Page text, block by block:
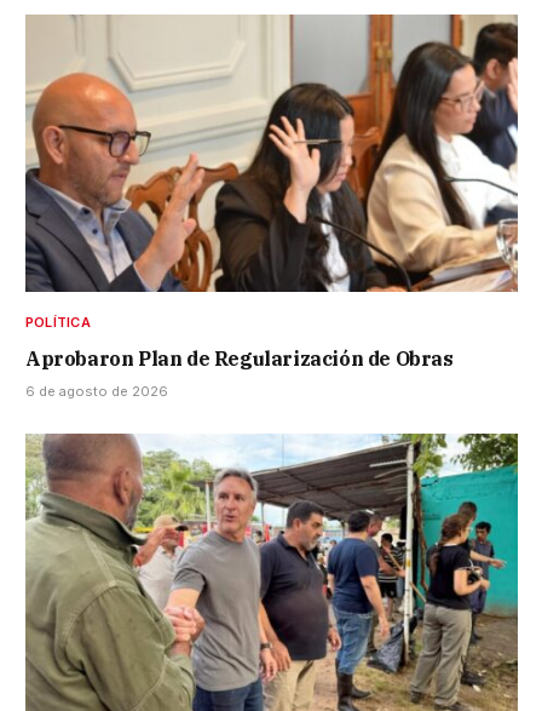
POLÍTICA
Aprobaron Plan de Regularización de Obras
6 de agosto de 2026